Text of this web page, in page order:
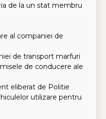
de la un stat membru
al companiei de
de transport marfuri
de conducere ale
eliberat de Politie
utilizare pentru